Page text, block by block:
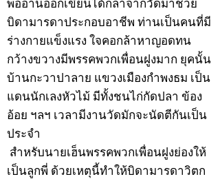
พออ่านออกเขียนได้ก็ลาจากวัดมาช่วย
บิดามารดาประกอบอาชีพ ท่านเป็นคนที่มี
ร่างกายแข็งแรง ใจคอกล้าหาญอดทน
กว้างขวางมีพรรคพวกเพื่อนฝูงมาก ยุคนั้น
บ้านกะวาปาลาย แขวงเมืองกำพงธม เป็น
แดนนักเลงหัวไม้ มีทั้งชนไก่กัดปลา ข้อง
อ้อย ฯลฯ เวลามีงานวัดมักจะนัดตีกันเป็น
ประจำ
สำหรับนายเฮ็นพรรคพวกเพื่อนฝูงย่องให้
เป็นลูกพี่ ด้วยเหตุนี้ทำให้บิดามารดาวิตก